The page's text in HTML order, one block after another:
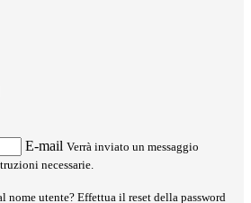
E-mail Verrà inviato un messaggio
necessarie.
nome utente? Effettua il reset della password